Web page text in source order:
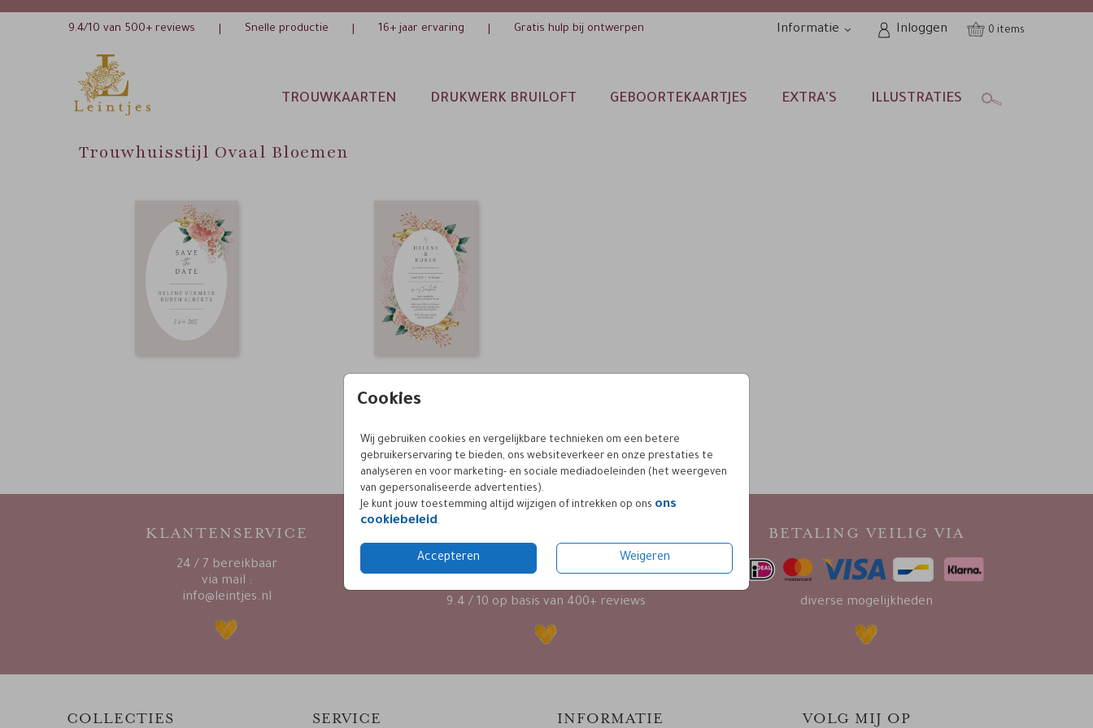
9.4/10 van 500+ reviews Snelle productie 16+ jaar ervaring Gratis hulp bij ontwerpen Informatie Inloggen 0
TROUWKAARTEN DRUKWERK BRUILOFT GEBOORTEKAARTJES EXTRA'S ILLUSTRATIES
Cookies
Wij gebruiken cookies en vergelijkbare technieken om een betere
gebruikerservaring te bieden, ons websiteverkeer en onze prestaties te
analyseren en voor marketing- en sociale mediadoeleinden (het weergeven
van gepersonaliseerde advertenties).
Je kunt jouw toestemming altijd wijzigen of intrekken op ons ons
cookiebeleid.
Accepteren Weigeren
Trouwhuisstijl Ovaal Bloemen
KLANTENSERVICE
24 / 7 bereikbaar
via mail :
info@leintjes.nl
9.4 / 10 op basis van 400+ reviews
BETALING VEILIG VIA
diverse mogelijkheden
COLLECTIES SERVICE INFORMATIE VOLG MIJ OP